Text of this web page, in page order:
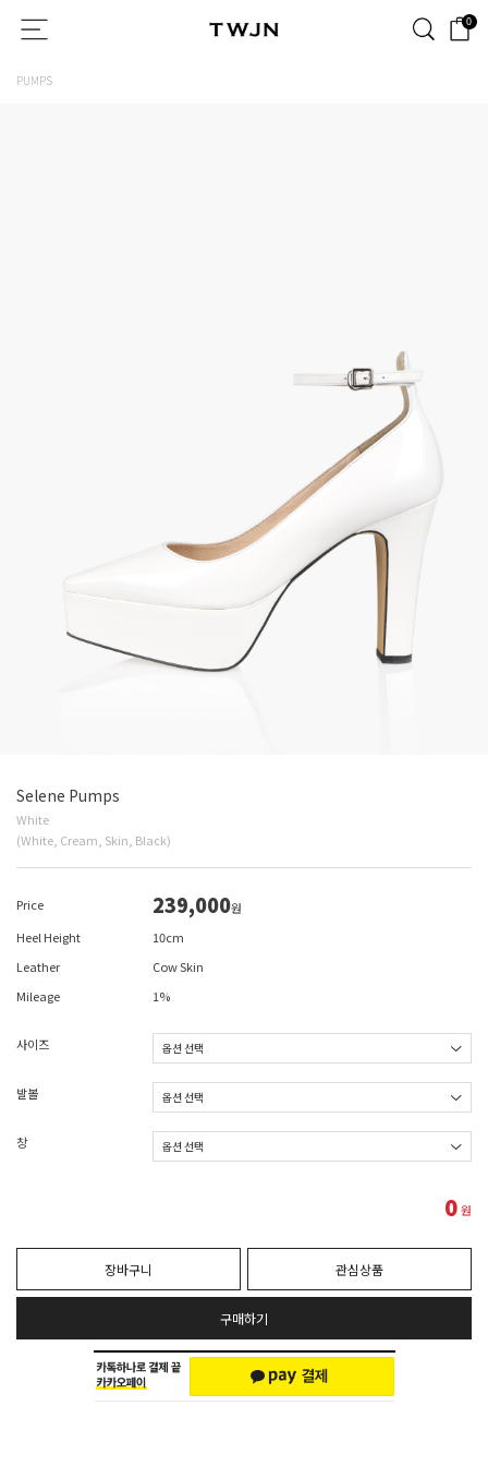
0
PUMPS
Selene Pumps
White
(White, Cream, Skin, Black)
Price 239,000원
Heel Height
10cm
Leather
Cow Skin
Mileage
1%
사이즈
발볼
창
0원
장바구니 관심상품
구매하기